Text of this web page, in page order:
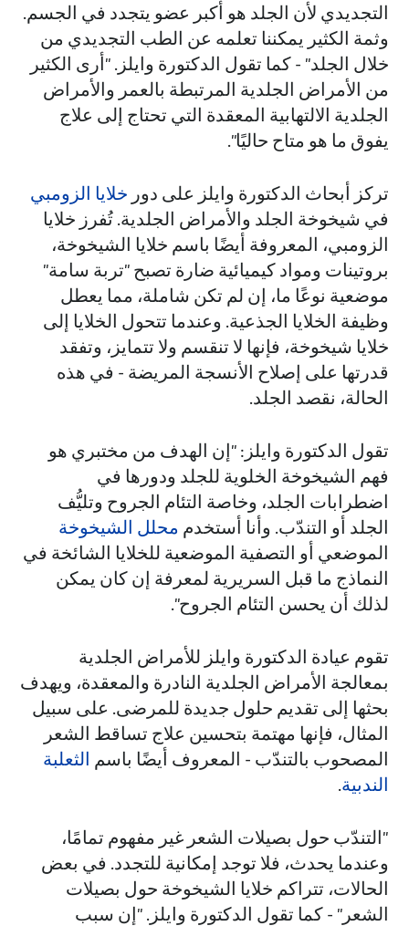
التجديدي لأن الجلد هو أكبر عضو يتجدد في الجسم.
وثمة الكثير يمكننا تعلمه عن الطب التجديدي من
خلال الجلد" - كما تقول الدكتورة وايلز. "أرى الكثير
من الأمراض الجلدية المرتبطة بالعمر والأمراض
الجلدية الالتهابية المعقدة التي تحتاج إلى علاج
يفوق ما هو متاح حاليًا".
تركز أبحاث الدكتورة وايلز على دور خلايا الزومبي
في شيخوخة الجلد والأمراض الجلدية. تُفرز خلايا
الزومبي، المعروفة أيضًا باسم خلايا الشيخوخة،
بروتينات ومواد كيميائية ضارة تصبح "تربة سامة"
موضعية نوعًا ما، إن لم تكن شاملة، مما يعطل
وظيفة الخلايا الجذعية. وعندما تتحول الخلايا إلى
خلايا شيخوخة، فإنها لا تنقسم ولا تتمايز، وتفقد
قدرتها على إصلاح الأنسجة المريضة - في هذه
الحالة، نقصد الجلد.
تقول الدكتورة وايلز: "إن الهدف من مختبري هو
فهم الشيخوخة الخلوية للجلد ودورها في
اضطرابات الجلد، وخاصة التئام الجروح وتليُّف
الجلد أو التندّب. وأنا أستخدم محلل الشيخوخة
الموضعي أو التصفية الموضعية للخلايا الشائخة في
النماذج ما قبل السريرية لمعرفة إن كان يمكن
لذلك أن يحسن التئام الجروح".
تقوم عيادة الدكتورة وايلز للأمراض الجلدية
بمعالجة الأمراض الجلدية النادرة والمعقدة، ويهدف
بحثها إلى تقديم حلول جديدة للمرضى. على سبيل
المثال، فإنها مهتمة بتحسين علاج تساقط الشعر
المصحوب بالتندّب - المعروف أيضًا باسم الثعلبة
الندبية.
"التندّب حول بصيلات الشعر غير مفهوم تمامًا،
وعندما يحدث، فلا توجد إمكانية للتجدد. في بعض
الحالات، تتراكم خلايا الشيخوخة حول بصيلات
الشعر" - كما تقول الدكتورة وايلز. "إن سبب